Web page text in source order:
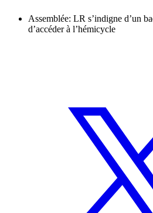
Assemblée: LR s’indigne d’un
d’accéder à l’hémicycle